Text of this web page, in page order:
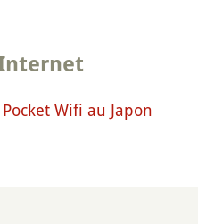
Pocket Wifi au Japon